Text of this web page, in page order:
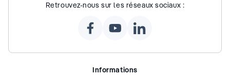
Retrouvez-nous sur les réseaux sociaux :
Informations